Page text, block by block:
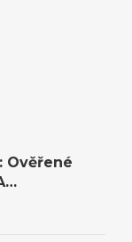
Ověřené